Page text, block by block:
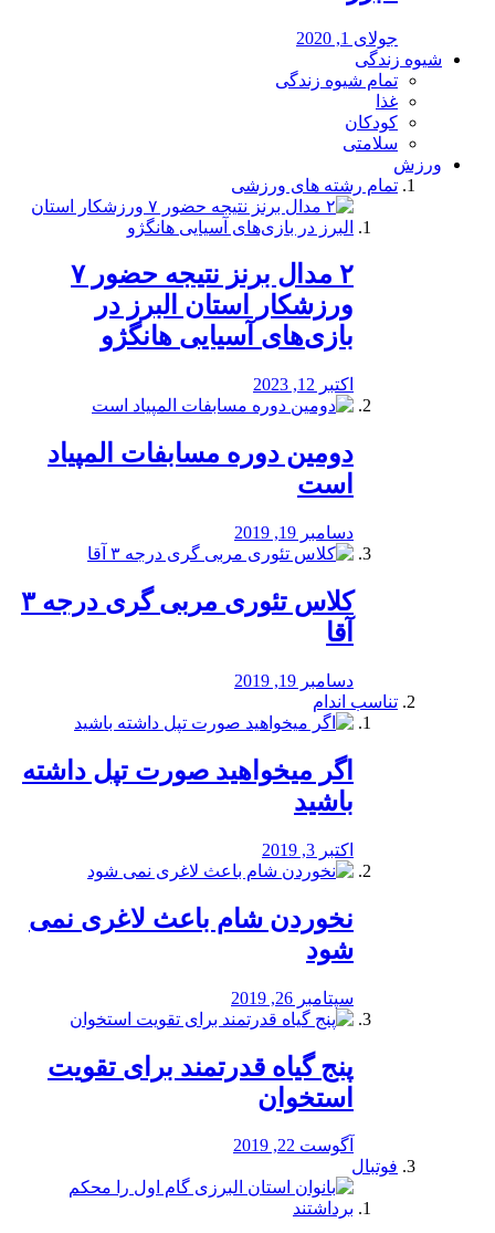
جولای 1, 2020
شیوه زندگی
تمام شیوه زندگی
غذا
کودکان
سلامتی
ورزش
تمام رشته های ورزشی
۲ مدال برنز نتیجه حضور ۷
ورزشکار استان البرز در
بازی‌های آسیایی هانگژو
اکتبر 12, 2023
دومین دوره مسابفات المپیاد
است
دسامبر 19, 2019
کلاس تئوری مربی گری درجه ۳
آقا
دسامبر 19, 2019
تناسب اندام
اگر میخواهید صورت تپل داشته
باشید
اکتبر 3, 2019
نخوردن شام باعث لاغری نمی
‌شود
سپتامبر 26, 2019
پنج گیاه قدرتمند برای تقویت
استخوان
آگوست 22, 2019
فوتبال